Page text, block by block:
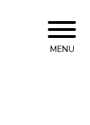
MENU